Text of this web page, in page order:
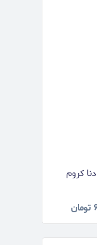
کروم
تومان